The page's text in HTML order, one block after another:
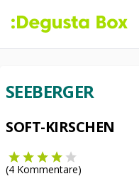
SEEBERGER
SOFT-KIRSCHEN
(4 Kommentare)